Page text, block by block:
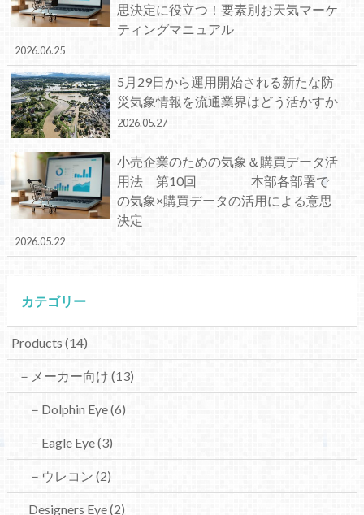
思決定に役立つ！要素別お天気マーケ
ティングマニュアル
2026.06.25
5月29日から運用開始される新たな防
災気象情報を流通業界はどう活かすか
2026.05.27
小売企業のための気象＆購買データ活
用法 第10回 本部各部署で
の気象×購買データの活用による意思
決定
2026.05.22
カテゴリー
Products (14)
－メーカー向け (13)
－Dolphin Eye(6)
－Eagle Eye(3)
－ウレコン (2)
Designers Eye(2)